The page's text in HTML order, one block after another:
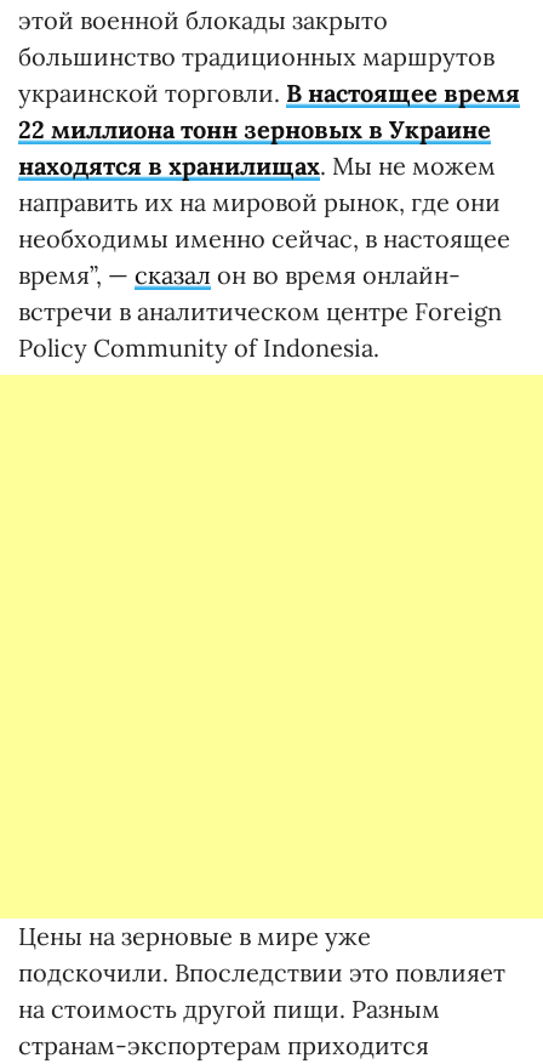
этой военной блокады закрыто
большинство традиционных маршрутов
украинской торговли. В настоящее время
22 миллиона тонн зерновых в Украине
находятся в хранилищах. Мы не можем
направить их на мировой рынок, где они
необходимы именно сейчас, в настоящее
время”, — сказал он во время онлайн-
встречи в аналитическом центре Foreign
Policy Community of Indonesia.
Цены на зерновые в мире уже
подскочили. Впоследствии это повлияет
на стоимость другой пищи. Разным
странам-экспортерам приходится